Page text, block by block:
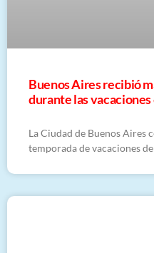
Buenos Aires recibió
durante las
La Ciudad de Buenos Aires
temporada de vacaciones de